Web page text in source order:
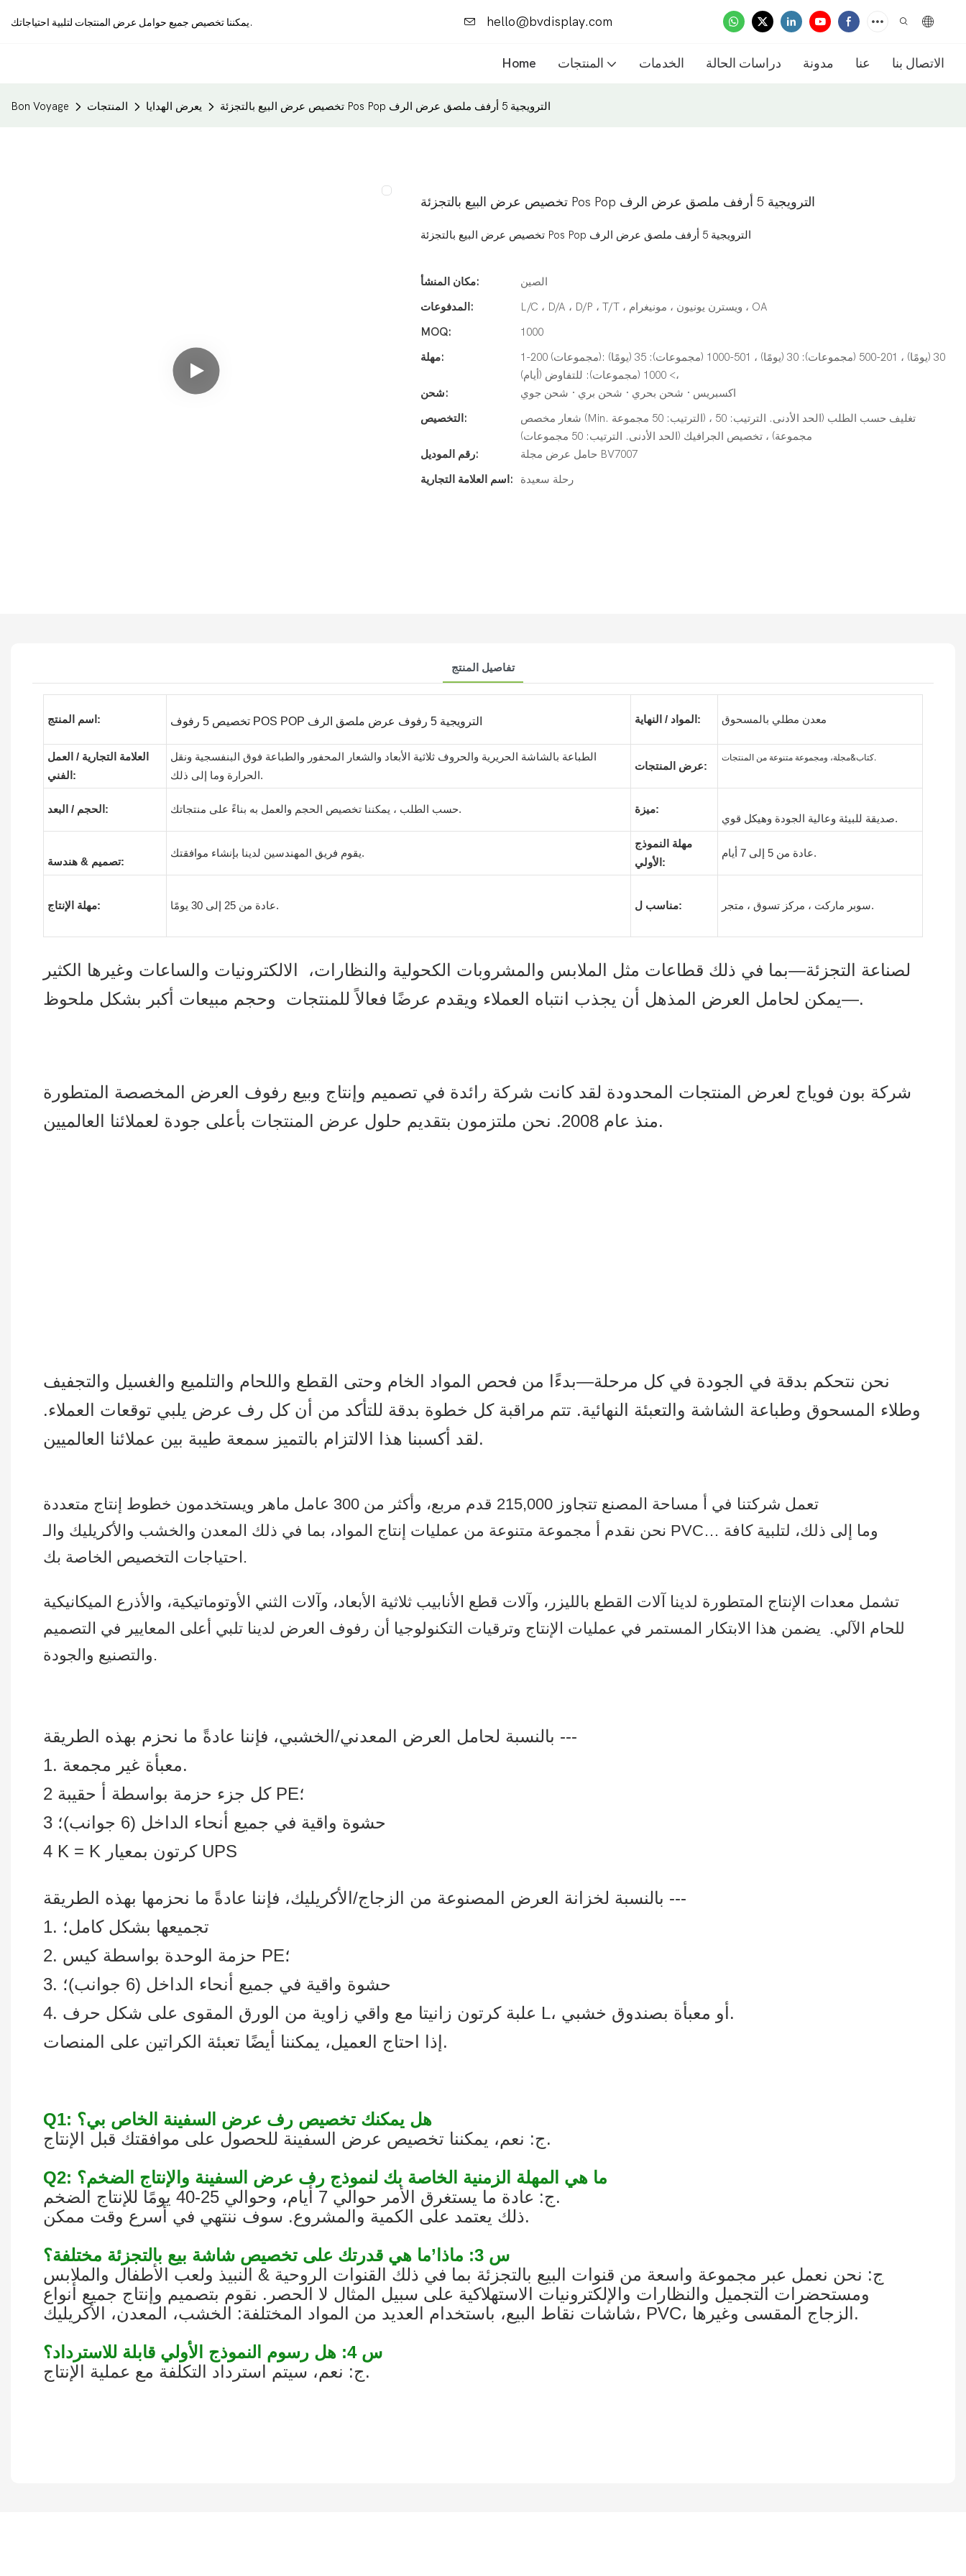
يمكننا تخصيص جميع حوامل عرض المنتجات لتلبية احتياجاتك. hello@bvdisplay.com
Home المنتجات الخدمات دراسات الحالة مدونة عنا الاتصال بنا
Bon Voyage المنتجات يعرض الهدايا تخصيص عرض البيع بالتجزئة Pos Pop الترويجية 5 أرفف ملصق عرض الرف
تخصيص عرض البيع بالتجزئة Pos Pop الترويجية 5 أرفف ملصق عرض الرف
تخصيص عرض البيع بالتجزئة Pos Pop الترويجية 5 أرفف ملصق عرض الرف
مكان المنشأ:
الصين
المدفوعات:
L/C ، D/A ، D/P ، T/T ، ويسترن يونيون ، مونيغرام ، OA
MOQ:
1000
مهلة:
1-200 (مجموعات): 30 (يومًا) ، 201-500 (مجموعات): 30 (يومًا) ، 501-1000 (مجموعات): 35 (يومًا)
،> 1000 (مجموعات): للتفاوض (أيام)
شحن:
اكسبريس · شحن بحري · شحن بري · شحن جوي
التخصيص:
شعار مخصص (Min. الترتيب: 50 مجموعة) ، تغليف حسب الطلب (الحد الأدنى. الترتيب: 50
مجموعة) ، تخصيص الجرافيك (الحد الأدنى. الترتيب: 50 مجموعات)
رقم الموديل:
حامل عرض مجلة BV7007
اسم العلامة التجارية:
رحلة سعيدة
تفاصيل المنتج
اسم المنتج: المواد / النهاية:
العلامة التجارية / العمل
الفني:
الطباعة بالشاشة الحريرية والحروف ثلاثية الأبعاد والشعار المحفور والطباعة فوق البنفسجية ونقل
الحرارة وما إلى ذلك.
عرض المنتجات:
كتاب&مجلة، ومجموعة متنوعة من المنتجات.
الحجم / البعد: حسب الطلب ، يمكننا تخصيص الحجم والعمل به بناءً على منتجاتك. ميزة:
صديقة للبيئة وعالية الجودة وهيكل قوي.
تصميم & هندسة:
يقوم فريق المهندسين لدينا بإنشاء موافقتك.
مهلة النموذج
الأولي:
عادة من 5 إلى 7 أيام.
مهلة الإنتاج: عادة من 25 إلى 30 يومًا. مناسب ل: سوبر ماركت ، مركز تسوق ، متجر.
لصناعة التجزئة—بما في ذلك قطاعات مثل الملابس والمشروبات الكحولية والنظارات، الالكترونيات والساعات وغيرها الكثير
—يمكن لحامل العرض المذهل أن يجذب انتباه العملاء ويقدم عرضًا فعالاً للمنتجات وحجم مبيعات أكبر بشكل ملحوظ.
شركة بون فوياج لعرض المنتجات المحدودة لقد كانت شركة رائدة في تصميم وإنتاج وبيع رفوف العرض المخصصة المتطورة
منذ عام 2008. نحن ملتزمون بتقديم حلول عرض المنتجات بأعلى جودة لعملائنا العالميين.
نحن نتحكم بدقة في الجودة في كل مرحلة—بدءًا من فحص المواد الخام وحتى القطع واللحام والتلميع والغسيل والتجفيف
وطلاء المسحوق وطباعة الشاشة والتعبئة النهائية. تتم مراقبة كل خطوة بدقة للتأكد من أن كل رف عرض يلبي توقعات العملاء.
لقد أكسبنا هذا الالتزام بالتميز سمعة طيبة بين عملائنا العالميين.
نحن نقدم أ مجموعة متنوعة من عمليات إنتاج المواد، بما في ذلك المعدن والخشب والأكريليك والـ PVC… وما إلى ذلك، لتلبية كافة
احتياجات التخصيص الخاصة بك.
تشمل معدات الإنتاج المتطورة لدينا آلات القطع بالليزر، وآلات قطع الأنابيب ثلاثية الأبعاد، وآلات الثني الأوتوماتيكية، والأذرع الميكانيكية
للحام الآلي. يضمن هذا الابتكار المستمر في عمليات الإنتاج وترقيات التكنولوجيا أن رفوف العرض لدينا تلبي أعلى المعايير في التصميم
والتصنيع والجودة.
بالنسبة لحامل العرض المعدني/الخشبي، فإننا عادةً ما نحزم بهذه الطريقة ---
1. معبأة غير مجمعة.
4 K = K كرتون بمعيار UPS
بالنسبة لخزانة العرض المصنوعة من الزجاج/الأكريليك، فإننا عادةً ما نحزمها بهذه الطريقة ---
1. تجميعها بشكل كامل؛
2. حزمة الوحدة بواسطة كيس PE؛
3. حشوة واقية في جميع أنحاء الداخل (6 جوانب)؛
4. علبة كرتون زانيتا مع واقي زاوية من الورق المقوى على شكل حرف L، أو معبأة بصندوق خشبي.
إذا احتاج العميل، يمكننا أيضًا تعبئة الكراتين على المنصات.
Q1: هل يمكنك تخصيص رف عرض السفينة الخاص بي؟
ج: نعم، يمكننا تخصيص عرض السفينة للحصول على موافقتك قبل الإنتاج.
Q2: ما هي المهلة الزمنية الخاصة بك لنموذج رف عرض السفينة والإنتاج الضخم؟
ج: عادة ما يستغرق الأمر حوالي 7 أيام، وحوالي 25-40 يومًا للإنتاج الضخم.
ذلك يعتمد على الكمية والمشروع. سوف ننتهي في أسرع وقت ممكن.
س 3: ماذا’ما هي قدرتك على تخصيص شاشة بيع بالتجزئة مختلفة؟
ج: نحن نعمل عبر مجموعة واسعة من قنوات البيع بالتجزئة بما في ذلك القنوات الروحية & النبيذ ولعب الأطفال والملابس
ومستحضرات التجميل والنظارات والإلكترونيات الاستهلاكية على سبيل المثال لا الحصر. نقوم بتصميم وإنتاج جميع أنواع
شاشات نقاط البيع، باستخدام العديد من المواد المختلفة: الخشب، المعدن، الأكريليك، PVC، الزجاج المقسى وغيرها.
س 4: هل رسوم النموذج الأولي قابلة للاسترداد؟
ج: نعم، سيتم استرداد التكلفة مع عملية الإنتاج.